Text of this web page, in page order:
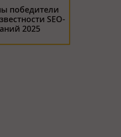
победители
SEO-
2025